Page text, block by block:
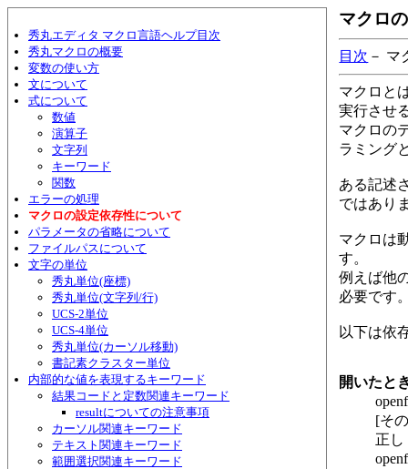
秀丸エディタ マクロ言語ヘルプ目次
秀丸マクロの概要
変数の使い方
文について
式について
数値
演算子
文字列
キーワード
関数
エラーの処理
マクロの設定依存性について
パラメータの省略について
ファイルパスについて
文字の単位
秀丸単位(座標)
秀丸単位(文字列/行)
UCS-2単位
UCS-4単位
秀丸単位(カーソル移動)
書記素クラスター単位
内部的な値を表現するキーワード
結果コードと定数関連キーワード
resultについての注意事項
カーソル関連キーワード
テキスト関連キーワード
範囲選択関連キーワード
マクロ
目次 － マ
マクロと
実行させ
マクロの
ラミング
ある記述
ではあり
マクロは
す。
例えば他
必要です
以下は依
開いたと
[そ
正